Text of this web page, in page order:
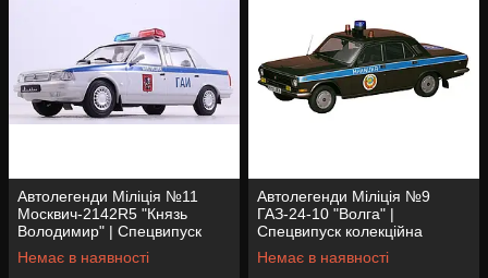
Автолегенди Міліція №11
Москвич-2142R5 "Князь
Володимир" | Спецвипуск
колекційна модель 1:43 |
ДеАгостіні
Немає в наявності
Автолегенди Міліція №9
ГАЗ-24-10 "Волга" |
Спецвипуск колекційна
модель 1:43 | ДеАгостіні
Немає в наявності